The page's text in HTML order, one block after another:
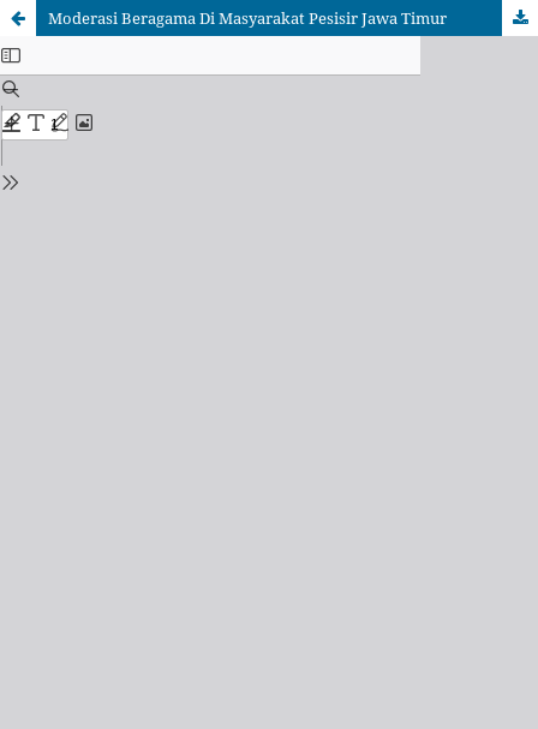
Moderasi Beragama Di Masyarakat Pesisir Jawa Timur